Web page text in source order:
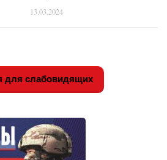
13.03.2024
для слабовидящих